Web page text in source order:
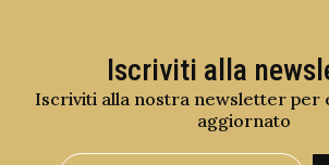
Iscriviti alla
Iscriviti alla nostra newsletter per
aggiornato